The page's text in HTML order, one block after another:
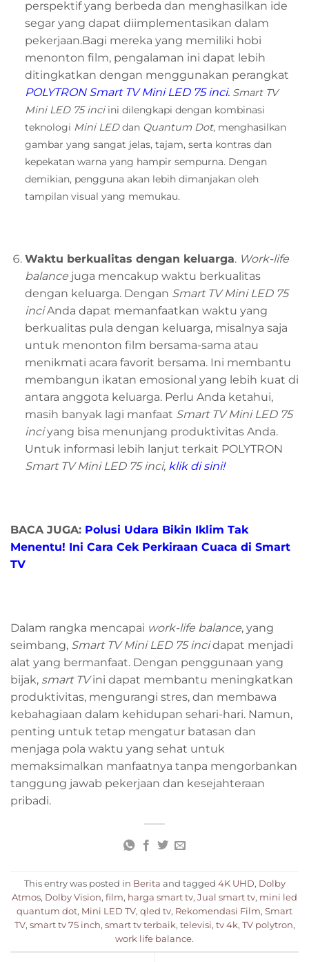
perspektif yang berbeda dan menghasilkan ide
segar yang dapat diimplementasikan dalam
pekerjaan.Bagi mereka yang memiliki hobi
menonton film, pengalaman ini dapat lebih
ditingkatkan dengan menggunakan perangkat
POLYTRON Smart TV Mini LED 75 inci. Smart TV
Mini LED 75 inciini dilengkapi dengan kombinasi
teknologi Mini LEDdan Quantum Dot, menghasilkan
gambar yang sangat jelas, tajam, serta kontras dan
kepekatan warna yang hampir sempurna. Dengan
demikian, pengguna akan lebih dimanjakan oleh
tampilan visual yang memukau.
Waktu berkualitas dengan keluarga. Work-life
balancejuga mencakup waktu berkualitas
dengan keluarga. Dengan Smart TV Mini LED 75
inciAnda dapat memanfaatkan waktu yang
berkualitas pula dengan keluarga, misalnya saja
untuk menonton film bersama-sama atau
menikmati acara favorit bersama. Ini membantu
membangun ikatan emosional yang lebih kuat di
antara anggota keluarga. Perlu Anda ketahui,
masih banyak lagi manfaat Smart TV Mini LED 75
inciyang bisa menunjang produktivitas Anda.
Untuk informasi lebih lanjut terkait POLYTRON
Smart TV Mini LED 75 inci, klik di sini!
BACA JUGA: Polusi Udara Bikin Iklim Tak
Menentu! Ini Cara Cek Perkiraan Cuaca di Smart
TV
Dalam rangka mencapai work-life balance, yang
seimbang, Smart TV Mini LED 75 incidapat menjadi
alat yang bermanfaat. Dengan penggunaan yang
bijak, smart TVini dapat membantu meningkatkan
produktivitas, mengurangi stres, dan membawa
kebahagiaan dalam kehidupan sehari-hari. Namun,
penting untuk tetap mengatur batasan dan
menjaga pola waktu yang sehat untuk
memaksimalkan manfaatnya tanpa mengorbankan
tanggung jawab pekerjaan dan kesejahteraan
pribadi.
This entry was posted in Berita and tagged 4K UHD, Dolby
Atmos, Dolby Vision, film, harga smart tv, Jual smart tv, mini led
quantum dot, Mini LED TV, qled tv, Rekomendasi Film, Smart
TV, smart tv 75 inch, smart tv terbaik, televisi, tv 4k, TV polytron,
work life balance.